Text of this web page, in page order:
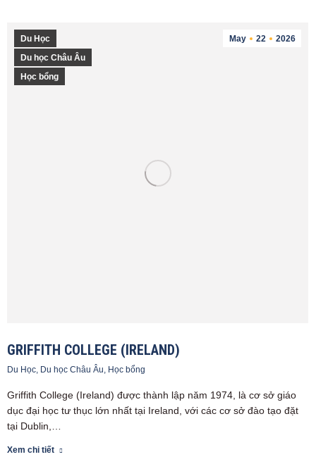
May 22 2026
Du Học
Du học Châu Âu
Học bổng
GRIFFITH COLLEGE (IRELAND)
Du Học, Du học Châu Âu, Học bổng
Griffith College (Ireland) được thành lập năm 1974, là cơ sở giáo
dục đại học tư thục lớn nhất tại Ireland, với các cơ sở đào tạo đặt
tại Dublin,…
Xem chi tiết